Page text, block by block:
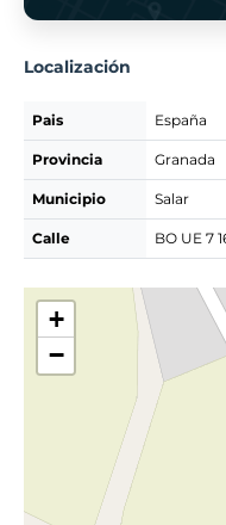
Localización
Pais España
Provincia Granada
Municipio Salar
Calle BO UE 7
+
−